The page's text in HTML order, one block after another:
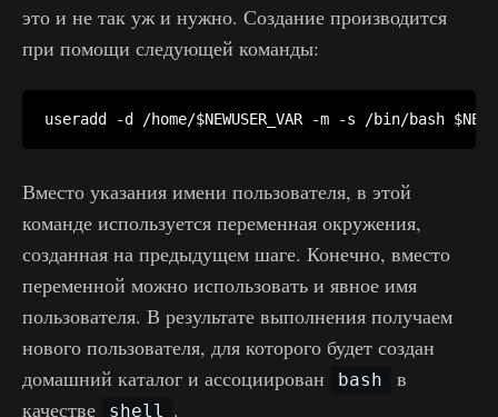
это и не так уж и нужно. Создание производится
при помощи следующей команды:
Вместо указания имени пользователя, в этой
команде используется переменная окружения,
созданная на предыдущем шаге. Конечно, вместо
переменной можно использовать и явное имя
пользователя. В результате выполнения получаем
нового пользователя, для которого будет создан
домашний каталог и ассоциирован
bash
в
качестве
shell .